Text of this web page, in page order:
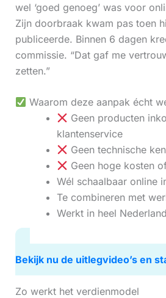
wel ‘goed genoeg’ was voor
Zijn doorbraak kwam pas toen
publiceerde. Binnen 6 dagen
commissie. “Dat gaf me
zetten.”
Waarom deze aanpak écht
Geen producten
klantenservice
Geen technische
Geen hoge kosten
Wél schaalbaar online
Te combineren met
Werkt in heel
Bekijk nu de uitlegvideo’s en
Zo werkt het verdienmodel